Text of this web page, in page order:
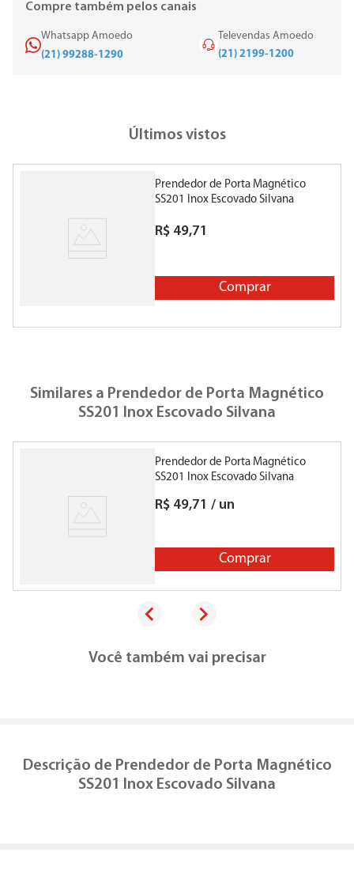
Compre também pelos canais
Whatsapp Amoedo
(21) 99288-1290
Televendas Amoedo
(21) 2199-1200
Últimos vistos
Prendedor de Porta Magnético
SS201 Inox Escovado Silvana
R$ 49,71
Comprar
Similares a Prendedor de Porta Magnético
SS201 Inox Escovado Silvana
Prendedor de Porta Magnético
SS201 Inox Escovado Silvana
R$ 49,71 / un
Comprar
Você também vai precisar
Descrição de Prendedor de Porta Magnético
SS201 Inox Escovado Silvana